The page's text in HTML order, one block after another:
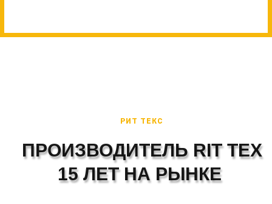
РИТ ТЕКС
ПРОИЗВОДИТЕЛЬ RIT TEX
15 ЛЕТ НА РЫНКЕ